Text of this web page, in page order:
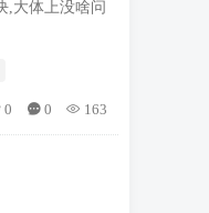
,大体上没啥问
0 0 163